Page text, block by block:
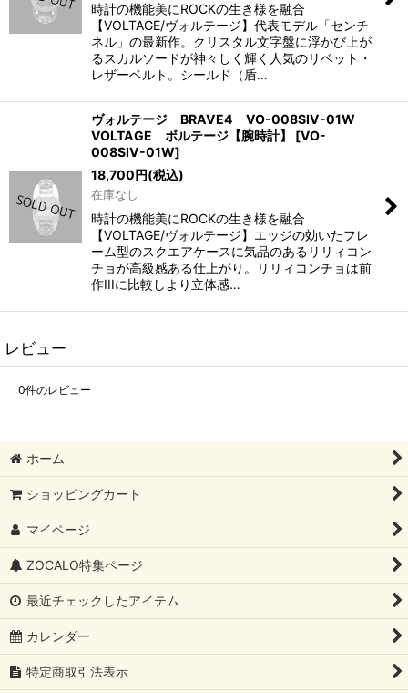
時計の機能美にROCKの生き様を融合
【VOLTAGE/ヴォルテージ】代表モデル「センチ
ネル」の最新作。クリスタル文字盤に浮かび上が
るスカルソードが神々しく輝く人気のリベット・
レザーベルト。シールド（盾…
ヴォルテージ BRAVE4 VO-008SIV-01W
VOLTAGE ボルテージ【腕時計】
[VO-
008SIV-01W]
18,700円(税込)
在庫なし
時計の機能美にROCKの生き様を融合
【VOLTAGE/ヴォルテージ】エッジの効いたフレ
ーム型のスクエアケースに気品のあるリリィコン
チョが高級感ある仕上がり。リリィコンチョは前
作IIIに比較しより立体感…
レビュー
0件のレビュー
ホーム
ショッピングカート
マイページ
ZOCALO特集ページ
最近チェックしたアイテム
カレンダー
特定商取引法表示